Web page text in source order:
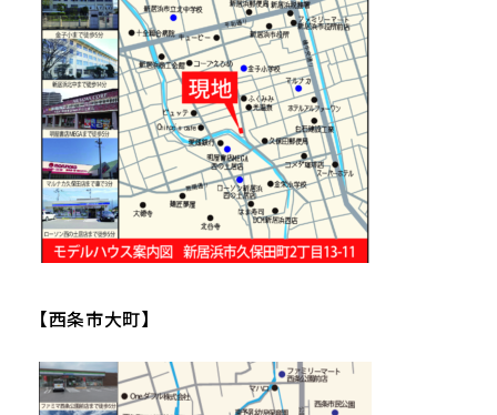
【西条市大町】